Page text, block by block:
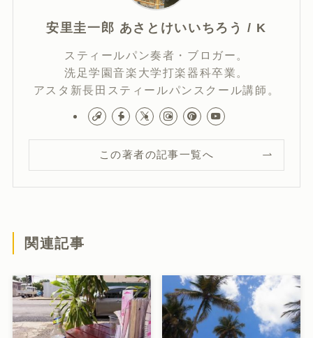
安里圭一郎 あさとけいいちろう / K
スティールパン奏者・ブロガー。
洗足学園音楽大学打楽器科卒業。
アスタ新長田スティールパンスクール講師。
この著者の記事一覧へ
関連記事